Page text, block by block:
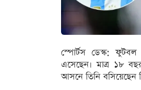
স্পোর্টস ডেস্ক:
এসেছেন। মাত্র ১৮
আসনে তিনি বসিয়েছেন